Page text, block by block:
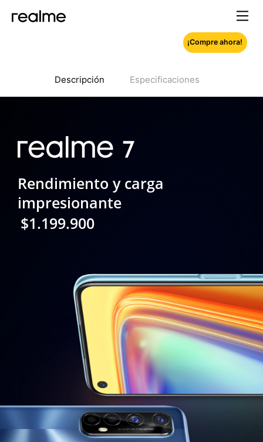
Descripción Especificaciones
¡Compre ahora!
Rendimiento y carga
impresionante
$1.199.900